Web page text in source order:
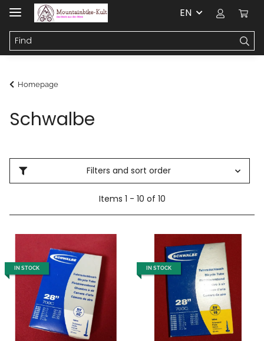
EN
Homepage
Schwalbe
Filters and sort order
Items 1 - 10 of 10
IN STOCK IN STOCK